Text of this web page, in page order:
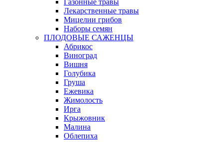
Газонные травы
Лекарственные травы
Мицелии грибов
Наборы семян
ПЛОДОВЫЕ САЖЕНЦЫ
Абрикос
Виноград
Вишня
Голубика
Груша
Ежевика
Жимолость
Ирга
Крыжовник
Малина
Облепиха